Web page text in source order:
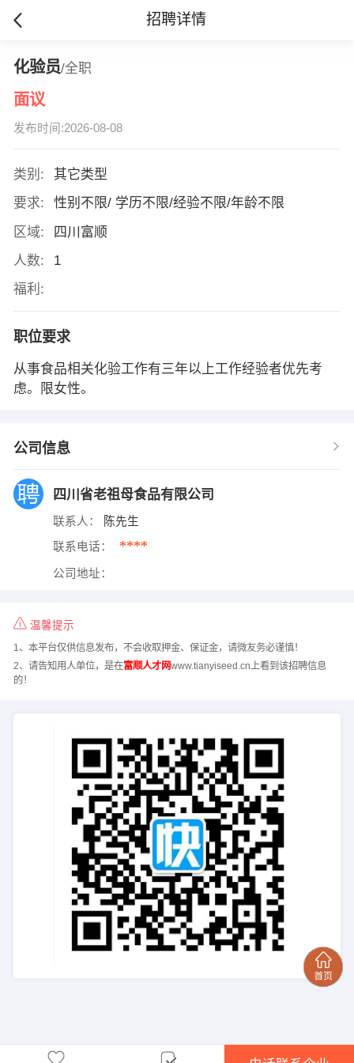
招聘详情
化验员/全职
面议
发布时间:2026-08-08
类别:
其它类型
要求:
性别不限/ 学历不限/经验不限/年龄不限
区域:
四川富顺
人数:
1
福利:
职位要求
从事食品相关化验工作有三年以上工作经验者优先考
虑。限女性。
公司信息
四川省老祖母食品有限公司
联系人： 陈先生
联系电话： ****
公司地址：
温馨提示
1、本平台仅供信息发布，不会收取押金、保证金，请微友务必谨慎！
2、请告知用人单位，是在富顺人才网www.tianyiseed.cn上看到该招聘信息
的！